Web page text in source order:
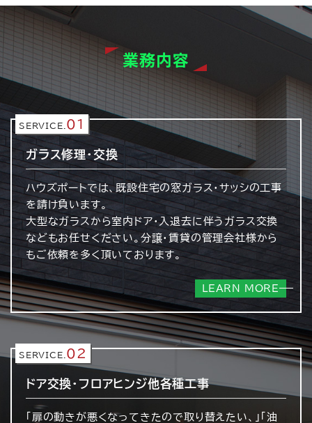
業務内容
SERVICE. 01
ガラス修理・交換
ハウズポートでは、既設住宅の窓ガラス・サッシの工事
を請け負います。
大型なガラスから室内ドア・入退去に伴うガラス交換
などもお任せください。分譲・賃貸の管理会社様から
もご依頼を多く頂いております。
LEARN MORE
SERVICE. 02
ドア交換・フロアヒンジ他各種工事
「扉の動きが悪くなってきたので取り替えたい、」「油